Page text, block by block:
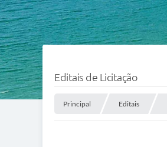
Editais de Licitação
Principal Editais